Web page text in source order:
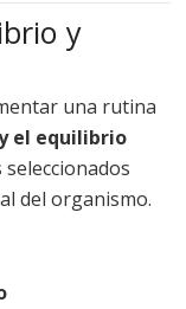
y
una rutina
el equilibrio
del organismo.